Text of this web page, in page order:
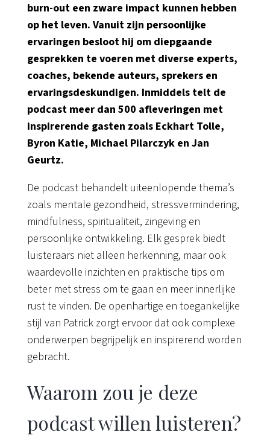
burn-out een zware impact kunnen hebben
op het leven. Vanuit zijn persoonlijke
ervaringen besloot hij om diepgaande
gesprekken te voeren met diverse experts,
coaches, bekende auteurs, sprekers en
ervaringsdeskundigen. Inmiddels telt de
podcast meer dan 500 afleveringen met
inspirerende gasten zoals Eckhart Tolle,
Byron Katie, Michael Pilarczyk en Jan
Geurtz.
De podcast behandelt uiteenlopende thema’s
zoals mentale gezondheid, stressvermindering,
mindfulness, spiritualiteit, zingeving en
persoonlijke ontwikkeling. Elk gesprek biedt
luisteraars niet alleen herkenning, maar ook
waardevolle inzichten en praktische tips om
beter met stress om te gaan en meer innerlijke
rust te vinden. De openhartige en toegankelijke
stijl van Patrick zorgt ervoor dat ook complexe
onderwerpen begrijpelijk en inspirerend worden
gebracht.
Waarom zou je deze
podcast willen luisteren?